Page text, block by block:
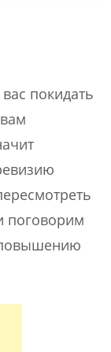
покидать
поговорим